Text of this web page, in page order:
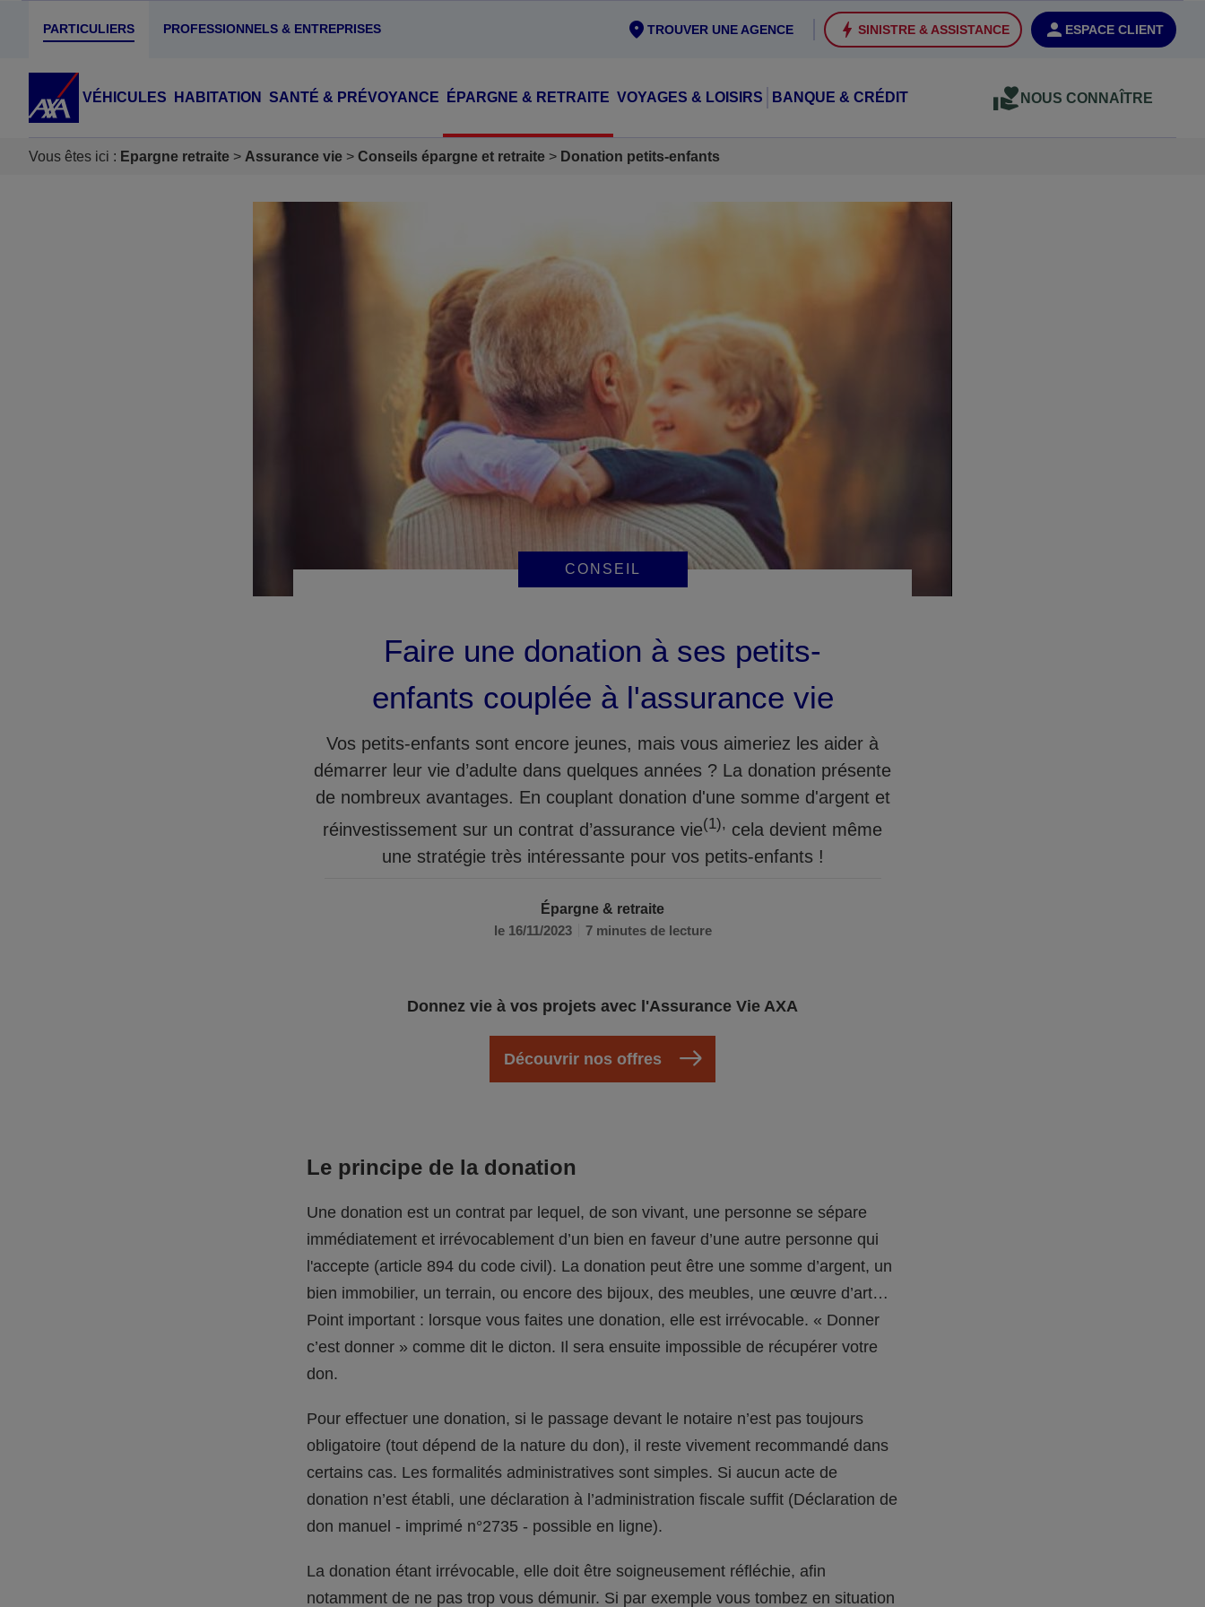
PARTICULIERS PROFESSIONNELS & ENTREPRISES ESPACE CLIENT
SINISTRE & ASSISTANCE
TROUVER UNE AGENCE
VÉHICULES HABITATION SANTÉ & PRÉVOYANCE ÉPARGNE & RETRAITE VOYAGES & LOISIRS BANQUE & CRÉDIT NOUS CONNAÎTRE
Vous êtes ici : Epargne retraite Assurance vie Conseils épargne et retraite Donation petits-enfants
CONSEIL
Épargne & retraite
le 16/11/2023
7 minutes de lecture
Faire une donation à ses petits-
enfants couplée à l'assurance vie
Vos petits-enfants sont encore jeunes, mais vous aimeriez les aider à
démarrer leur vie d’adulte dans quelques années ? La donation présente
de nombreux avantages. En couplant donation d'une somme d'argent et
réinvestissement sur un contrat d’assurance vie(1), cela devient même
une stratégie très intéressante pour vos petits-enfants !
Donnez vie à vos projets avec l'Assurance Vie AXA
Découvrir nos offres
Le principe de la donation
Une donation est un contrat par lequel, de son vivant, une personne se sépare
immédiatement et irrévocablement d’un bien en faveur d’une autre personne qui
l'accepte (article 894 du code civil). La donation peut être une somme d’argent, un
bien immobilier, un terrain, ou encore des bijoux, des meubles, une œuvre d’art…
Point important : lorsque vous faites une donation, elle est irrévocable. « Donner
c’est donner » comme dit le dicton. Il sera ensuite impossible de récupérer votre
don.
Pour effectuer une donation, si le passage devant le notaire n’est pas toujours
obligatoire (tout dépend de la nature du don), il reste vivement recommandé dans
certains cas. Les formalités administratives sont simples. Si aucun acte de
donation n’est établi, une déclaration à l’administration fiscale suffit (Déclaration de
don manuel - imprimé n°2735 - possible en ligne).
La donation étant irrévocable, elle doit être soigneusement réfléchie, afin
notamment de ne pas trop vous démunir. Si par exemple vous tombez en situation